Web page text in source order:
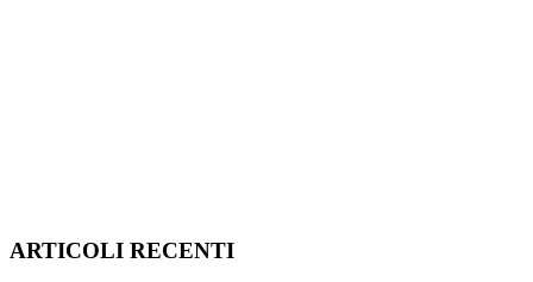
ARTICOLI RECENTI